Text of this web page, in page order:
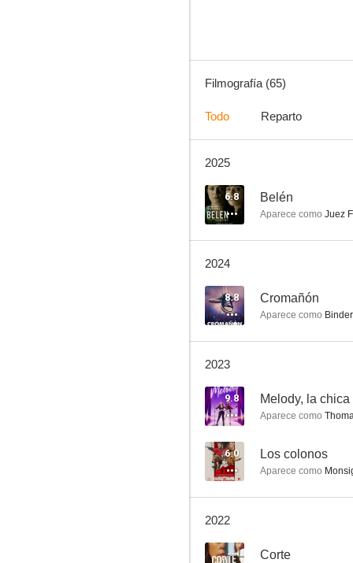
Filmografía (65)
Todo Reparto
2025
6.8 Belén
Aparece como Juez
2024
8.8 Cromañón
Aparece como Binder
2023
9.8 Melody, la
Aparece como
6.0 Los colonos
Aparece como
2022
-- Corte